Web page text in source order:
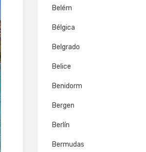
Belém
Bélgica
Belgrado
Belice
Benidorm
Bergen
Berlín
Bermudas